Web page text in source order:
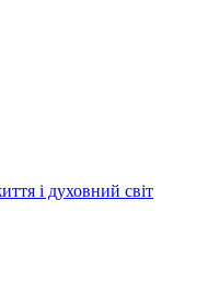
і духовний світ